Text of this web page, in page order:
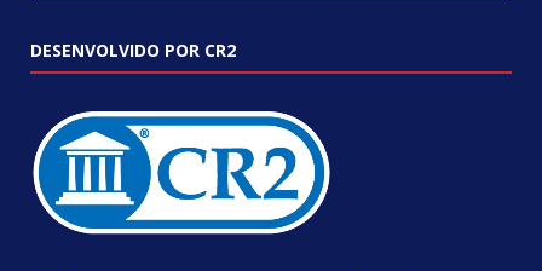
DESENVOLVIDO POR CR2